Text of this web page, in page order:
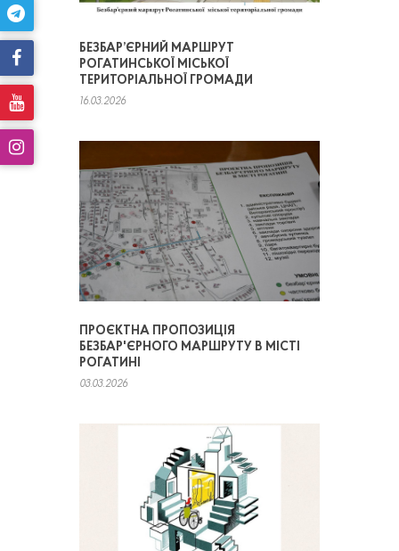
БЕЗБАР’ЄРНИЙ МАРШРУТ
РОГАТИНСЬКОЇ МІСЬКОЇ
ТЕРИТОРІАЛЬНОЇ ГРОМАДИ
16.03.2026
ПРОЄКТНА ПРОПОЗИЦІЯ
БЕЗБАР'ЄРНОГО МАРШРУТУ В МІСТІ
РОГАТИНІ
03.03.2026